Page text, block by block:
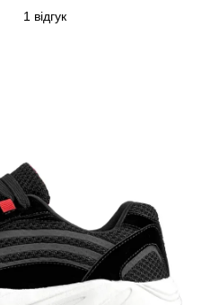
1 відгук